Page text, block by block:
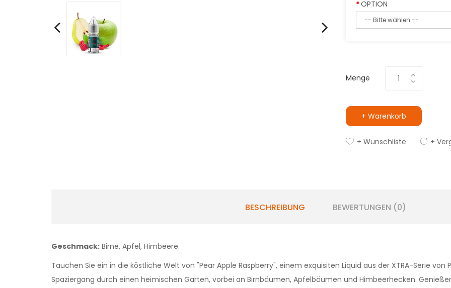
OPTION
Menge
+ Warenkorb
+ Wunschliste +
BESCHREIBUNG BEWERTUNGEN (0)
Geschmack: Birne, Apfel, Himbeere.
Tauchen Sie ein in die köstliche Welt von "Pear Apple Raspberry", einem exquisiten Liquid aus der XTRA-Serie von
Spaziergang durch einen heimischen Garten, vorbei an Birnbäumen, Apfelbäumen und Himbeerhecken.